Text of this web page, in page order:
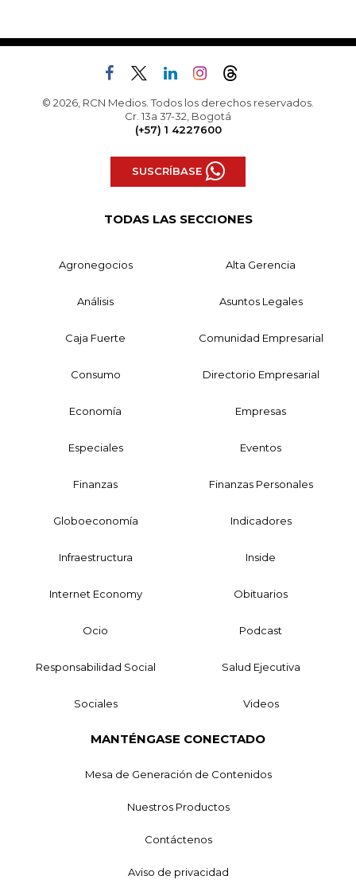
© 2026, RCN Medios. Todos los derechos reservados.
Cr. 13a 37-32, Bogotá
(+57) 1 4227600
SUSCRÍBASE
TODAS LAS SECCIONES
Agronegocios Alta Gerencia
Análisis Asuntos Legales
Caja Fuerte Comunidad Empresarial
Consumo Directorio Empresarial
Economía Empresas
Especiales Eventos
Finanzas Finanzas Personales
Globoeconomía Indicadores
Infraestructura Inside
Internet Economy Obituarios
Ocio Podcast
Responsabilidad Social Salud Ejecutiva
Sociales Videos
MANTÉNGASE CONECTADO
Mesa de Generación de Contenidos
Nuestros Productos
Contáctenos
Aviso de privacidad